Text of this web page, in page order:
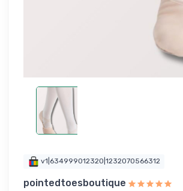
v1|634999012320|1232070566312
pointedtoesboutique